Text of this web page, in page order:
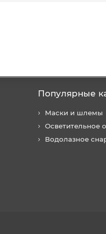
Популярные
Маски и шлемы
Осветительное
Водолазное